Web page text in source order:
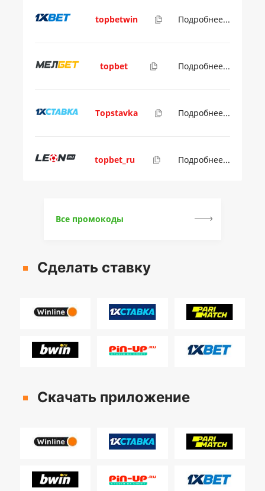
topbetwin Подробнее...
topbet Подробнее...
Topstavka Подробнее...
topbet_ru Подробнее...
Все промокоды
Сделать ставку
Скачать приложение